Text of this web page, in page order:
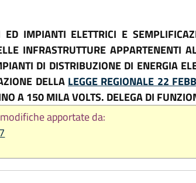
IMPIANTI ELETTRICI E
INFRASTRUTTURE APPARTENENTI
DI DISTRIBUZIONE DI ENERGIA
DELLA LEGGE REGIONALE 22
A 150 MILA VOLTS. DELEGA DI
apportate da: